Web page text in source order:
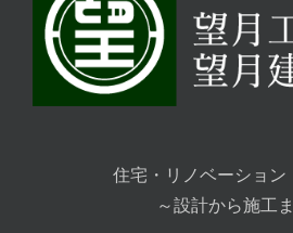
住宅・リノベーション
～設計から施工